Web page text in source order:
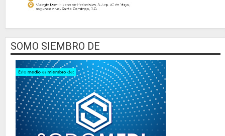
SOMO SIEMBRO DE